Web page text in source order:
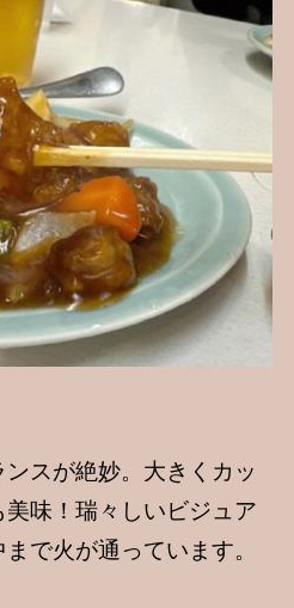
スが絶妙。大きくカッ
美味！瑞々しいビジュア
で火が通っています。